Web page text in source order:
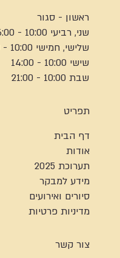
ראשון - סגור
שני, רביעי 10:00 - 16:00
שלישי, חמישי 10:00 - 21:00
שישי 10:00 - 14:00
שבת 10:00 - 21:00
תפריט
דף הבית
אודות
תערוכת 2025
מידע למבקר
סיורים ואירועים
מדיניות פרטיות
צור קשר